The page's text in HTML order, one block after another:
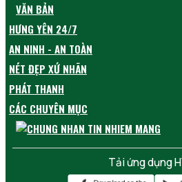
VĂN BẢN
HƯNG YÊN 24/7
AN NINH - AN TOÀN
NÉT ĐẸP XỨ NHÃN
PHÁT THANH
CÁC CHUYÊN MỤC
Tải ứng dụng